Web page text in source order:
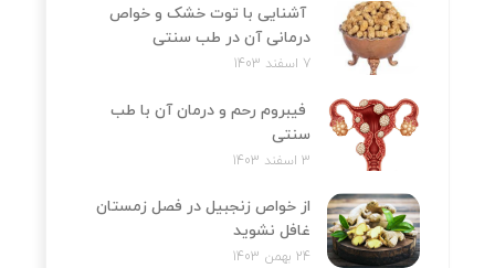
آشنایی با توت خشک و خواص
درمانی آن در طب سنتی
7 اسفند 1403
فیبروم رحم و درمان آن با طب
سنتی
3 اسفند 1403
از خواص زنجبیل در فصل زمستان
غافل نشوید
24 بهمن 1403